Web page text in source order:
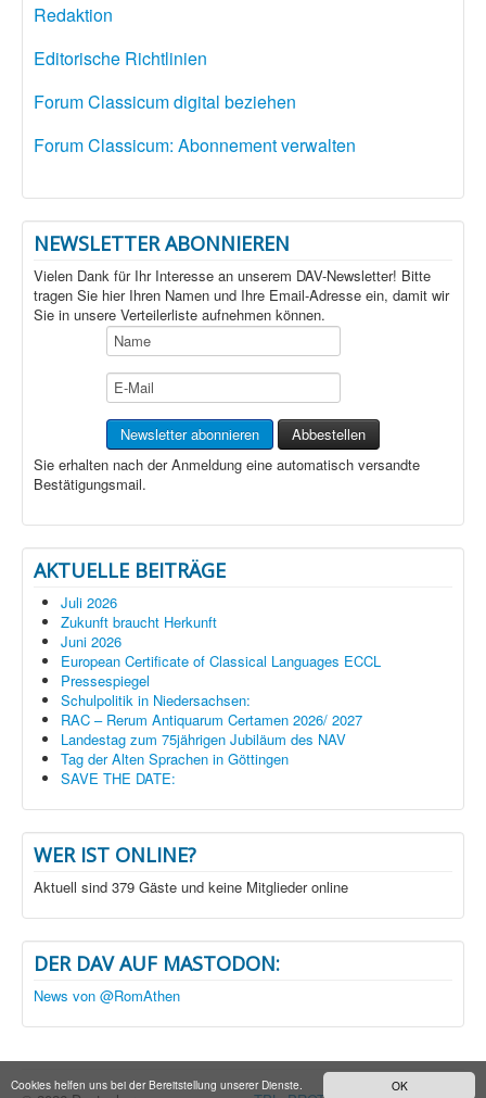
OK
Cookies helfen uns bei der Bereitstellung unserer Dienste.
Redaktion
Editorische Richtlinien
Forum Classicum digital beziehen
Forum Classicum: Abonnement verwalten
NEWSLETTER ABONNIEREN
Vielen Dank für Ihr Interesse an unserem DAV-Newsletter! Bitte
tragen Sie hier Ihren Namen und Ihre Email-Adresse ein, damit wir
Sie in unsere Verteilerliste aufnehmen können.
Sie erhalten nach der Anmeldung eine automatisch versandte
Bestätigungsmail.
AKTUELLE BEITRÄGE
Juli 2026
Zukunft braucht Herkunft
Juni 2026
European Certificate of Classical Languages ECCL
Pressespiegel
Schulpolitik in Niedersachsen:
RAC – Rerum Antiquarum Certamen 2026/ 2027
Landestag zum 75jährigen Jubiläum des NAV
Tag der Alten Sprachen in Göttingen
SAVE THE DATE:
WER IST ONLINE?
Aktuell sind 379 Gäste und keine Mitglieder online
DER DAV AUF MASTODON:
News von @RomAthen